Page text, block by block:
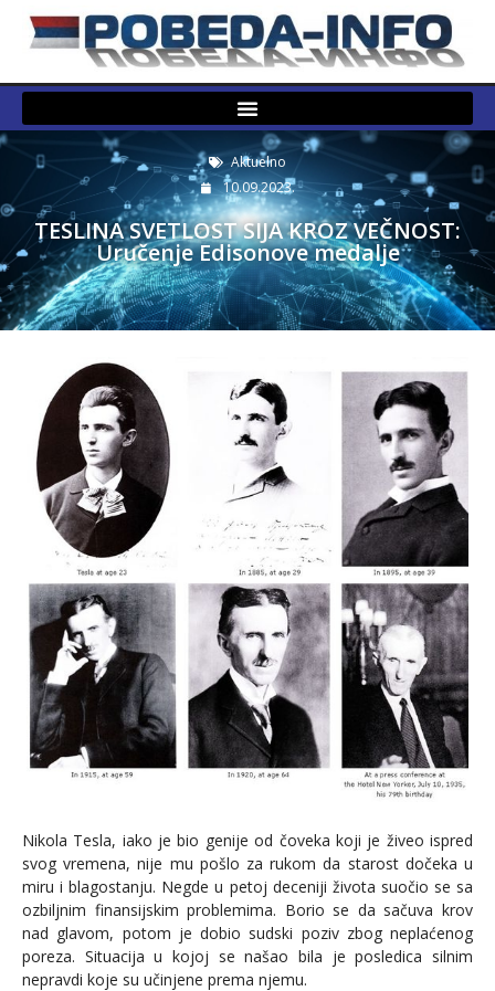
Aktuelno
10.09.2023.
TESLINA SVETLOST SIJA KROZ VEČNOST:
Uručenje Edisonove medalje
Nikola Tesla, iako je bio genije od čoveka koji je živeo ispred
svog vremena, nije mu pošlo za rukom da starost dočeka u
miru i blagostanju. Negde u petoj deceniji života suočio se sa
ozbiljnim finansijskim problemima. Borio se da sačuva krov
nad glavom, potom je dobio sudski poziv zbog neplaćenog
poreza. Situacija u kojoj se našao bila je posledica silnim
nepravdi koje su učinjene prema njemu.